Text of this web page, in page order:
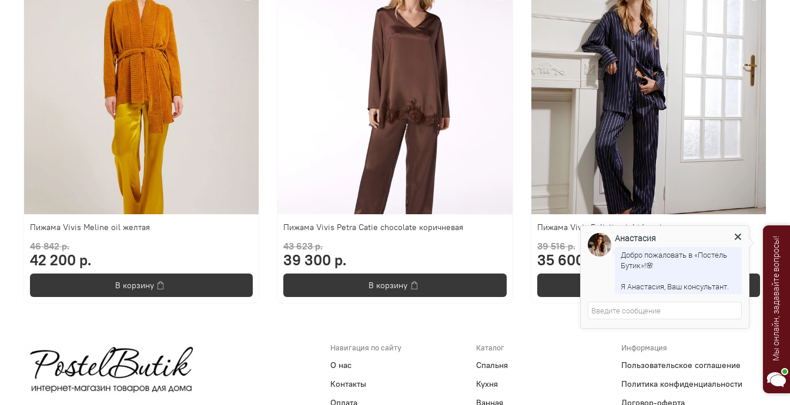
Пижама Vivis Meline oil желтая
46 842 р.
42 200 р.
В корзину
Пижама Vivis Petra Catie chocolate коричневая
43 623 р.
39 300 р.
В корзину
Пижама Vivis Felicity night/avorio синяя
39 516 р.
35 600 р.
В корзину
Навигация по сайту
О нас
Контакты
Оплата
Каталог
Спальня
Кухня
Ванная
Информация
Пользовательское соглашение
Политика конфиденциальности
Договор-оферта
Мы онлайн, задавайте вопросы!
Анастасия
Добро пожаловать в «Постель
Бутик»!🌸
Я Анастасия, Ваш консультант.